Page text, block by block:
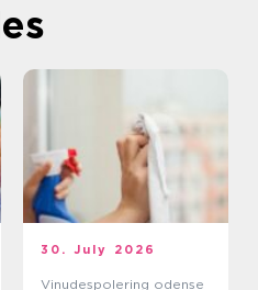
30. July 2026
Vinudespolering odense